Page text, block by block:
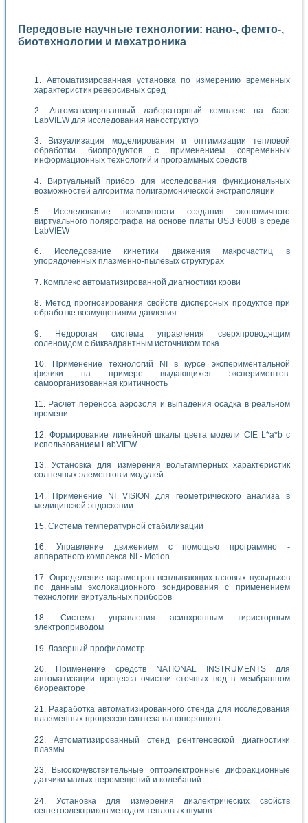
Передовые научные технологии: нано-, фемто-,
биотехнологии и мехатроника
Автоматизированная установка по измерению временных
характеристик реверсивных сред
Автоматизированный лабораторный комплекс на базе
LabVIEW для исследования наноструктур
Визуализация моделирования и оптимизации тепловой
обработки биопродуктов с применением современных
информационных технологий и программных средств
Виртуальный прибор для исследования функциональных
возможностей алгоритма полигармонической экстраполяции
Исследование возможности создания экономичного
виртуального полярографа на основе платы USB 6008 в среде
LabVIEW
Исследование кинетики движения макрочастиц в
упорядоченных плазменно-пылевых структурах
Комплекс автоматизированной диагностики крови
Метод прогнозирования свойств дисперсных продуктов при
обработке возмущениями давления
Недорогая система управления сверхпроводящим
соленоидом с биквадрантным источником тока
Применение технологий NI в курсе экспериментальной
физики на примере выдающихся экспериментов:
самоорганизованная критичность
Расчет переноса аэрозоля и выпадения осадка в реальном
времени
Формирование линейной шкалы цвета модели CIE L*a*b с
использованием LabVIEW
Установка для измерения вольтамперных характеристик
солнечных элементов и модулей
Применение NI VISION для геометрического анализа в
медицинской эндоскопии
Система температурной стабилизации
Управление движением с помощью программно -
аппаратного комплекса NI - Motion
Определение параметров всплывающих газовых пузырьков
по данным эхолокационного зондирования с применением
технологии виртуальных приборов
Система управления асинхронным тиристорным
электроприводом
Лазерный профилометр
Применение средств NATIONAL INSTRUMENTS для
автоматизации процесса очистки сточных вод в мембранном
биореакторе
Разработка автоматизированного стенда для исследования
плазменных процессов синтеза нанопорошков
Автоматизированный стенд рентгеновской диагностики
плазмы
Высокочувствительные оптоэлектронные дифракционные
датчики малых перемещений и колебаний
Установка для измерения диэлектрических свойств
сегнетоэлектриков методом тепловых шумов